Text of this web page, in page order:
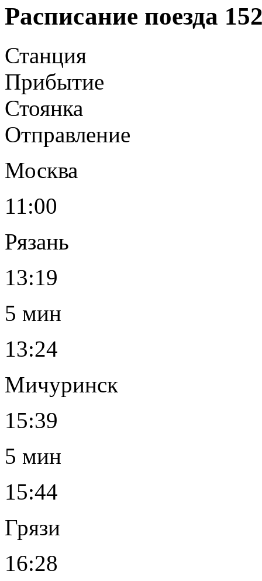
Расписание поезда
Станция
Прибытие
Стоянка
Отправление
Москва
11:00
Рязань
13:19
5 мин
13:24
Мичуринск
15:39
5 мин
15:44
Грязи
16:28